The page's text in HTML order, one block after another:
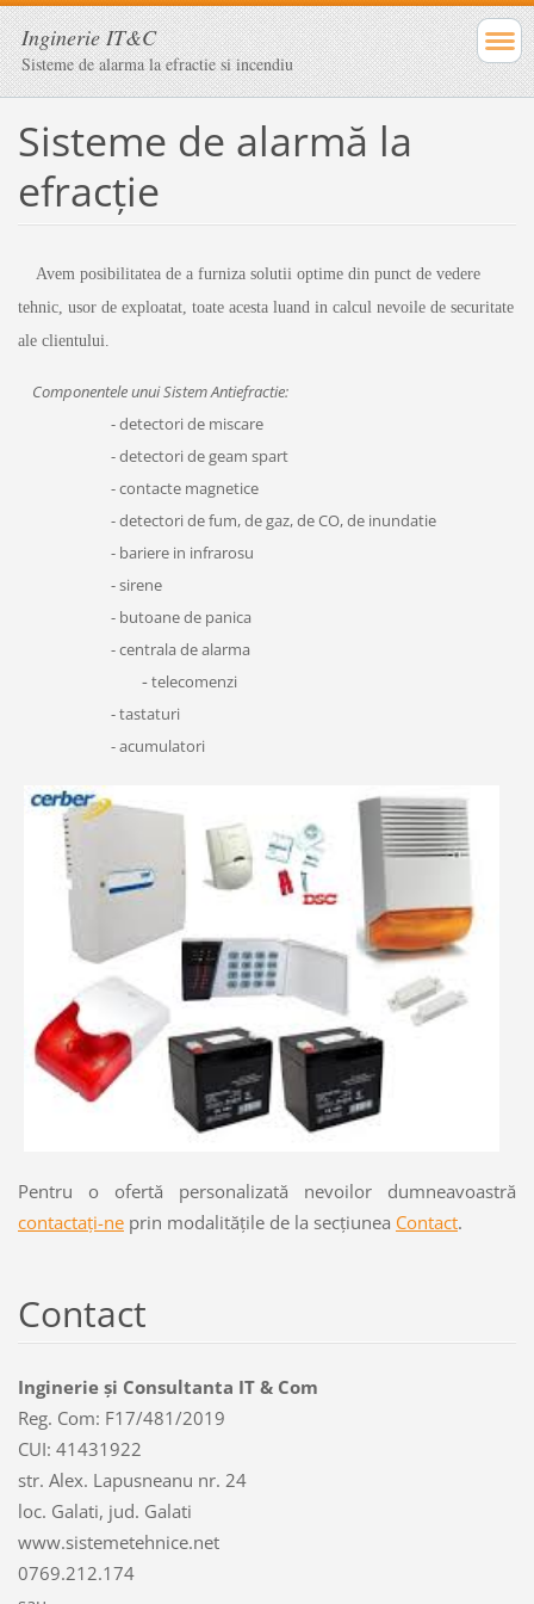
Inginerie IT&C
Sisteme de alarma la efractie si incendiu
Sisteme de alarmă la
efracție
Avem posibilitatea de a furniza solutii optime din punct de vedere
tehnic, usor de exploatat, toate acesta luand in calcul nevoile de securitate
ale clientului.
Componentele unui Sistem Antiefractie:
- detectori de miscare
- detectori de geam spart
- contacte magnetice
- detectori de fum, de gaz, de CO, de inundatie
- bariere in infrarosu
- sirene
- butoane de panica
- centrala de alarma
-telecomenzi
- tastaturi
- acumulatori
Pentru o ofertă personalizată nevoilor dumneavoastră
contactați-neprin modalitățile de la secțiunea Contact.
Contact
Inginerie și Consultanta IT & Com
Reg. Com: F17/481/2019
CUI: 41431922
str. Alex. Lapusneanu nr. 24
loc. Galati, jud. Galati
www.sistemetehnice.net
0769.212.174